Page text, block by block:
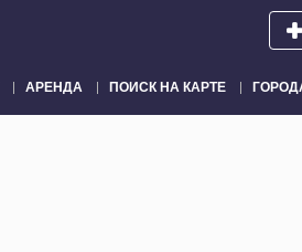
АРЕНДА ПОИСК НА КАРТЕ